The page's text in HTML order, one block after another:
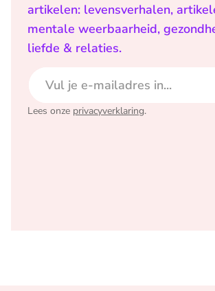
artikelen: levensverhalen,
mentale weerbaarheid,
liefde & relaties.
Lees onze privacyverklaring.